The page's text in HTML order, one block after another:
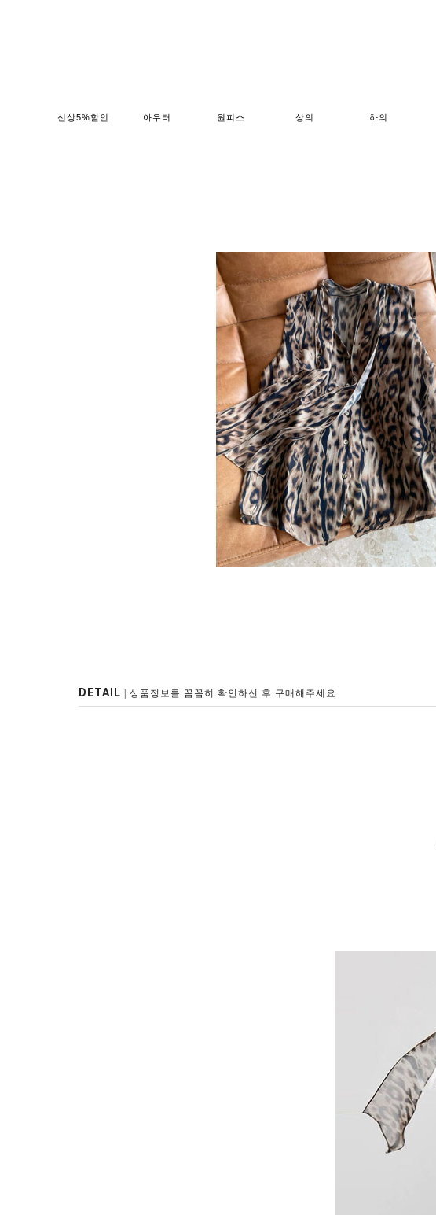
신상5%할인 아우터 원피스 상의 하의
DETAIL | 상품정보를 꼼꼼히 확인하신 후 구매해주세요.